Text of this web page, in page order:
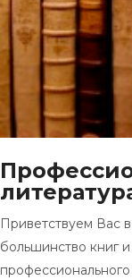
Приветствуем Вас
большинство книг